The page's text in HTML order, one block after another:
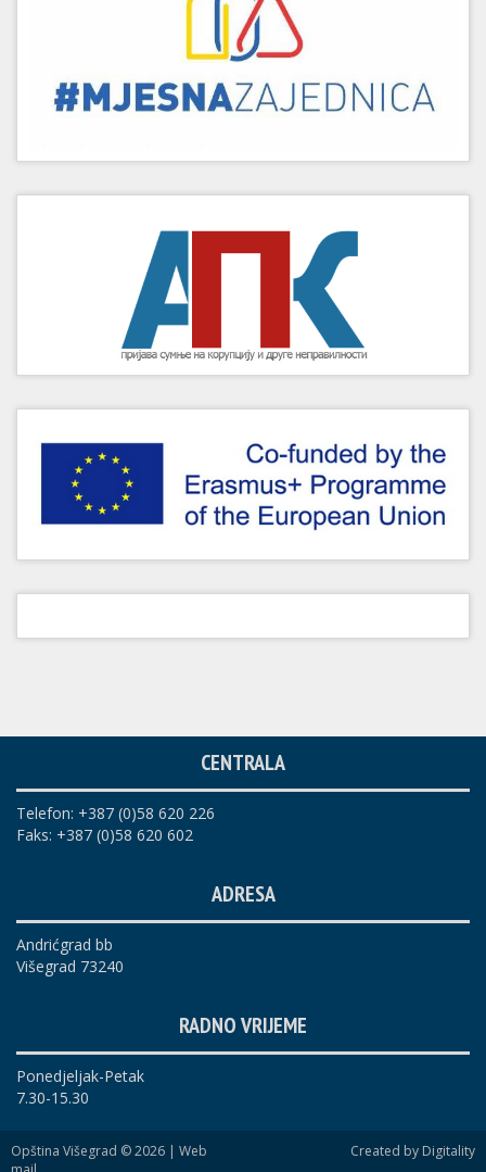
CENTRALA
Telefon: +387 (0)58 620 226
Faks: +387 (0)58 620 602
ADRESA
Andrićgrad bb
Višegrad 73240
RADNO VRIJEME
Ponedjeljak-Petak
7.30-15.30
Opština Višegrad © 2026 | Web
Created by Digitality